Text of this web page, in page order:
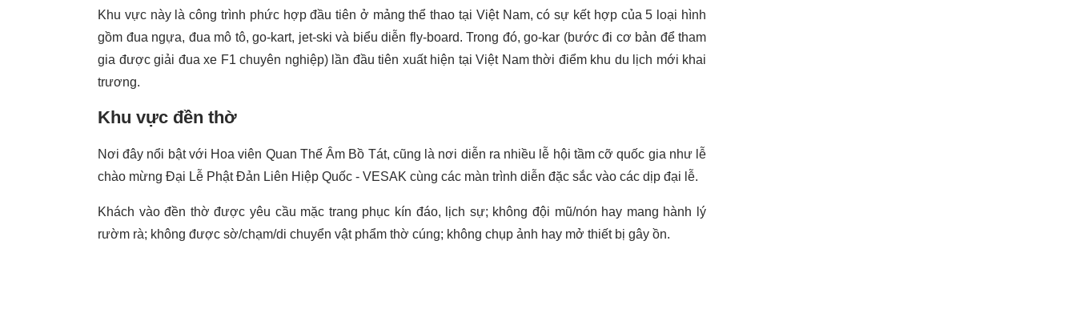
Khu vực này là công trình phức hợp đầu tiên ở mảng thể thao tại Việt Nam, có sự kết hợp của 5 loại hình
gồm đua ngựa, đua mô tô, go-kart, jet-ski và biểu diễn fly-board. Trong đó, go-kar (bước đi cơ bản để tham
gia được giải đua xe F1 chuyên nghiệp) lần đầu tiên xuất hiện tại Việt Nam thời điểm khu du lịch mới khai
trương.
Khu vực đền thờ
Nơi đây nổi bật với Hoa viên Quan Thế Âm Bồ Tát, cũng là nơi diễn ra nhiều lễ hội tầm cỡ quốc gia như lễ
chào mừng Đại Lễ Phật Đản Liên Hiệp Quốc - VESAK cùng các màn trình diễn đặc sắc vào các dịp đại lễ.
Khách vào đền thờ được yêu cầu mặc trang phục kín đáo, lịch sự; không đội mũ/nón hay mang hành lý
rườm rà; không được sờ/chạm/di chuyển vật phẩm thờ cúng; không chụp ảnh hay mở thiết bị gây ồn.